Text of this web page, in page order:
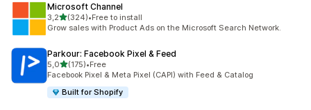
Microsoft Channel
3,2av 5 stjerner
(324)
Totalt 324 omtaler
•Free to install
Grow sales with Product Ads on the Microsoft Search Network.
Parkour: Facebook Pixel & Feed
5,0av 5 stjerner
(175)
Totalt 175 omtaler
•Free
Facebook Pixel & Meta Pixel (CAPI) with Feed & Catalog
Built for Shopify